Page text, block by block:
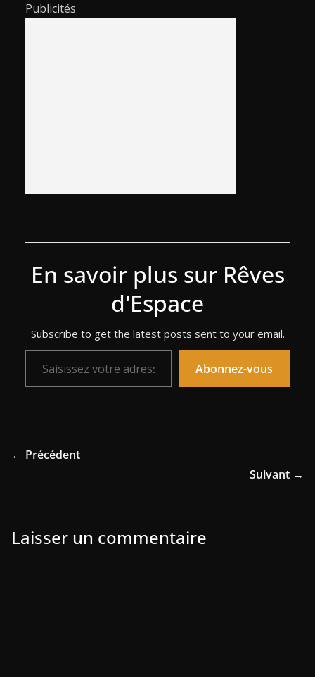
Publicités
En savoir plus sur Rêves
d'Espace
Subscribe to get the latest posts sent to your email.
Saisissez votre adresse e-mail…
Abonnez-vous
← Précédent
Suivant →
Laisser un commentaire